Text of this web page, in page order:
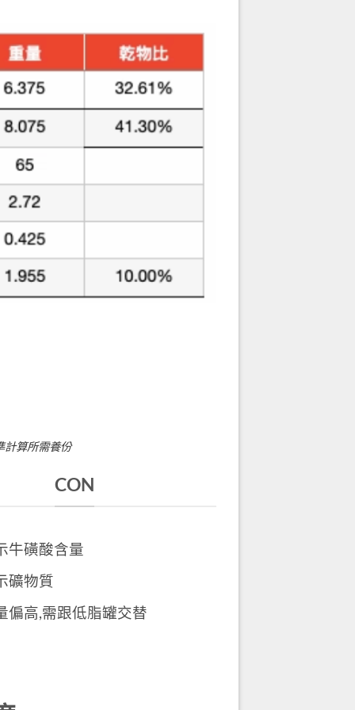
計算所需養份
CON
牛磺酸含量
礦物質
偏高,需跟低脂罐交替